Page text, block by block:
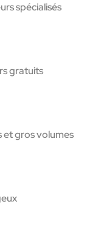
spécialisés
gratuits
gros volumes